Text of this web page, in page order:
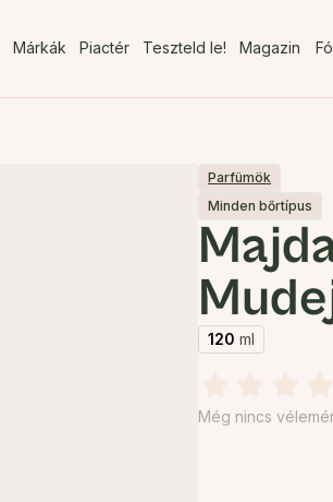
Márkák Piactér Teszteld le! Magazin
Parfümök
Minden bőrtípus
120 ml
Még nincs